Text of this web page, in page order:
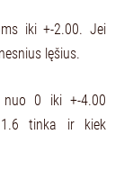
iki +-2.00. Jei
lęšius.
nuo 0 iki +-4.00
1.6 tinka ir kiek